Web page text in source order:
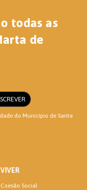
todas as
de
do Município de Santa
VIVER
Coesão Social